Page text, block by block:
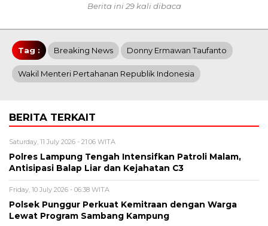
Berita ini 29 kali dibaca
Tag : Breaking News Donny Ermawan Taufanto
Wakil Menteri Pertahanan Republik Indonesia
BERITA TERKAIT
Saturday, 11 July 2026 - 21:06 WITA
Polres Lampung Tengah Intensifkan Patroli Malam,
Antisipasi Balap Liar dan Kejahatan C3
Friday, 10 July 2026 - 06:38 WITA
Polsek Punggur Perkuat Kemitraan dengan Warga
Lewat Program Sambang Kampung